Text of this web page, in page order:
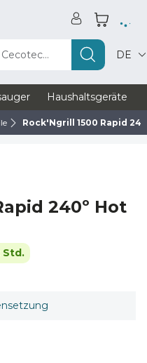
DE
Haushaltsgeräte
Rock'Ngrill 1500 Rapid
240º Hot
Std.